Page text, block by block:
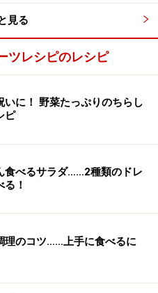
おきます。
見る
ツレシピのレシピ
いに！ 野菜たっぷりのちらし
ピ
食べるサラダ……2種類のドレ
！
理のコツ……上手に食べるに